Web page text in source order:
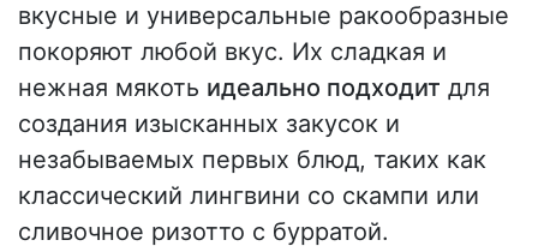
вкусные и универсальные ракообразные
покоряют любой вкус. Их сладкая и
нежная мякоть идеально подходит для
создания изысканных закусок и
незабываемых первых блюд, таких как
классический лингвини со скампи или
сливочное ризотто с бурратой.